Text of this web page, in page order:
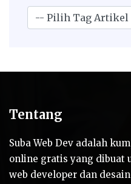
Tentang
Suba Web Dev adalah
online gratis yang dibuat
web developer dan